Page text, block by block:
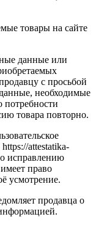
товары на сайте
данные или
с просьбой
необходимые
потребности
товара повторно.
attestatika-
исправлению
право
усмотрение.
продавца о